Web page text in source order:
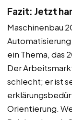
Fazit: Jetzt
Maschinenbau
ein Thema, das
Der
schlecht; er ist
Orientierung.